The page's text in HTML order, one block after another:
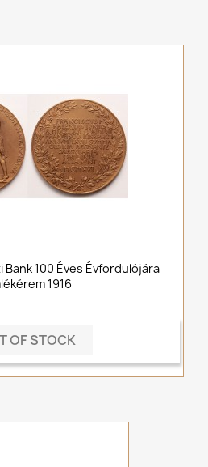
100 Éves Évfordulójára
1916
OF STOCK